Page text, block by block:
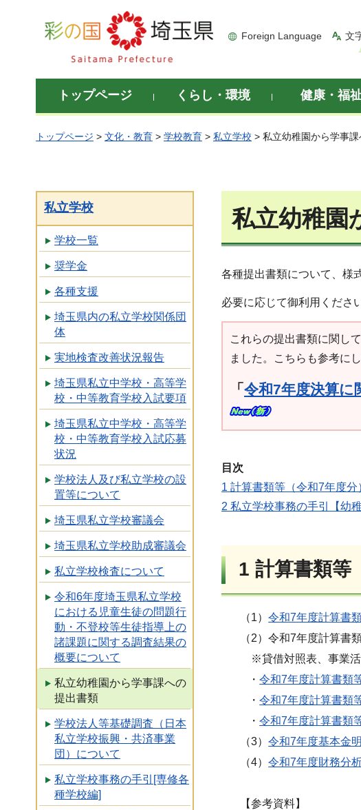
彩の国 埼玉県
Foreign Language 文
トップページ くらし・環境 健康・福
トップページ > 文化・教育 > 学校教育 > 私立学校 > 私立幼稚園から学事
私立学校
学校一覧
奨学金
各種支援
埼玉県内の私立学校関係団
体
実地検査改善状況報告
埼玉県私立中学校・高等学
校・中等教育学校入試要項
埼玉県私立中学校・高等学
校・中等教育学校入試応募
状況
学校法人及び私立学校の設
置等について
埼玉県私立学校審議会
埼玉県私立学校助成審議会
私立学校検査について
令和6年度埼玉県私立学校
における児童生徒の問題行
動・不登校等生徒指導上の
諸課題に関する調査結果の
概要について
私立幼稚園から学事課への
提出書類
学校法人等基礎調査（日本
私立学校振興・共済事業
団）について
私立学校事務の手引[専修各
種学校編]
私立幼稚園
各種提出書類について、様
必要に応じて御利用ください
これらの提出書類に関し
ました。こちらも参考に
「 令和7年度決算に
目次
1 計算書類等（令和7年度分
2 私立学校事務の手引【幼稚
1 計算書類等
（1）令和7年度計算書
（2）令和7年度計算書
※貸借対照表、事業活
・令和7年度計算書類
・令和7年度計算書類
・令和7年度計算書類
（3）令和7年度基本金
（4）令和7年度財務分
【参考資料】